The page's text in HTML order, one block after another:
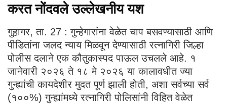
करत नोंदवले उल्लेखनीय यश
गुहागर, ता. 27 : गुन्हेगारांना वेळेत चाप बसवण्यासाठी आणि
पीडितांना जलद न्याय मिळवून देण्यासाठी रत्नागिरी जिल्हा
पोलीस दलाने एक कौतुकास्पद पाऊल उचलले आहे. १
जानेवारी २०२६ ते १८ मे २०२६ या कालावधीत ज्या
गुन्ह्यांची कायदेशीर मुदत पूर्ण झाली होती, अशा सर्वच्या सर्व
(१००%) गुन्ह्यांमध्ये रत्नागिरी पोलिसांनी विहित वेळेत